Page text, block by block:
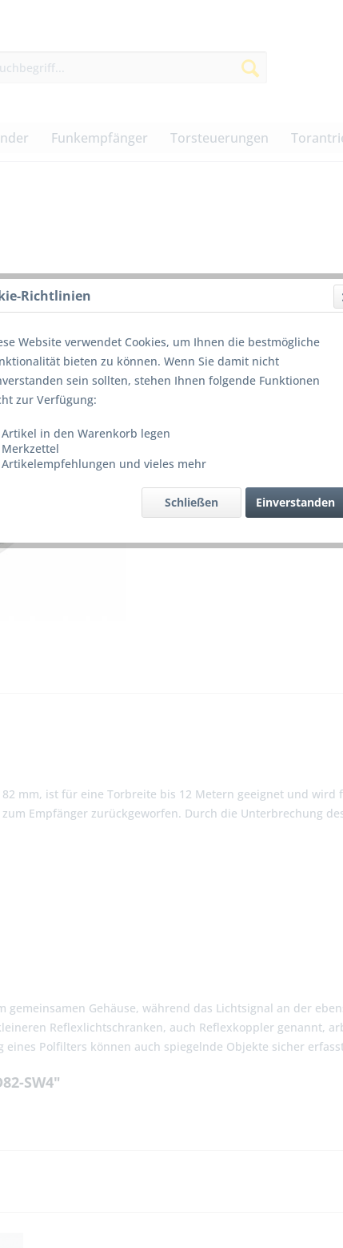
Funkempfänger Torsteuerungen
inkl. MwSt.
mm, ist für eine Torbreite bis 12 Metern geeignet und wird
Empfänger zurückgeworfen. Durch die Unterbrechung
Gehäuse, während das Lichtsignal an der
Reflexlichtschranken, auch Reflexkoppler genannt,
Polfilters können auch spiegelnde Objekte sicher
SW4"
Richtlinien
Website verwendet Cookies, um Ihnen die bestmögliche
bieten zu können. Wenn Sie damit nicht
sein sollten, stehen Ihnen folgende Funktionen
zur Verfügung:
Artikel in den Warenkorb legen
Merkzettel
Artikelempfehlungen und vieles mehr
Einverstanden
Schließen